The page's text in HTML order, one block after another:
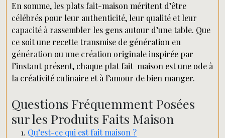
En somme, les plats fait-maison méritent d’être
célébrés pour leur authenticité, leur qualité et leur
capacité à rassembler les gens autour d’une table. Que
ce soit une recette transmise de génération en
génération ou une création originale inspirée par
l’instant présent, chaque plat fait-maison est une ode à
la créativité culinaire et à l’amour de bien manger.
Questions Fréquemment Posées
sur les Produits Faits Maison
Qu’est-ce qui est fait maison ?